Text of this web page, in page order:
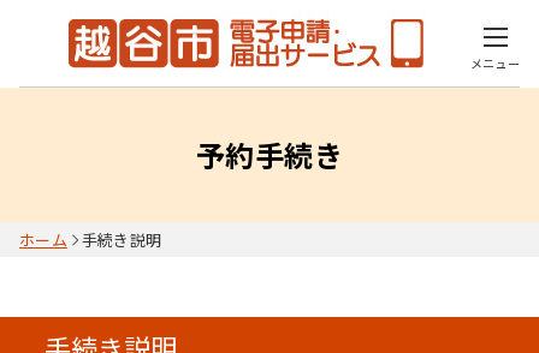
メニュー
予約手続き
ホーム 手続き説明